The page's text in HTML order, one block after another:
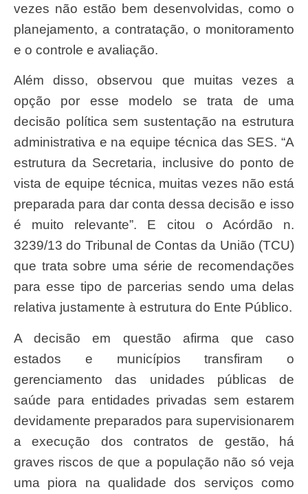
vezes não estão bem desenvolvidas, como o
planejamento, a contratação, o monitoramento
e o controle e avaliação.
Além disso, observou que muitas vezes a
opção por esse modelo se trata de uma
decisão política sem sustentação na estrutura
administrativa e na equipe técnica das SES. “A
estrutura da Secretaria, inclusive do ponto de
vista de equipe técnica, muitas vezes não está
preparada para dar conta dessa decisão e isso
é muito relevante”. E citou o Acórdão n.
3239/13 do Tribunal de Contas da União (TCU)
que trata sobre uma série de recomendações
para esse tipo de parcerias sendo uma delas
relativa justamente à estrutura do Ente Público.
A decisão em questão afirma que caso
estados e municípios transfiram o
gerenciamento das unidades públicas de
saúde para entidades privadas sem estarem
devidamente preparados para supervisionarem
a execução dos contratos de gestão, há
graves riscos de que a população não só veja
uma piora na qualidade dos serviços como